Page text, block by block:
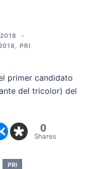
, PRI
primer candidato
del tricolor) del
0
Shares
PRI